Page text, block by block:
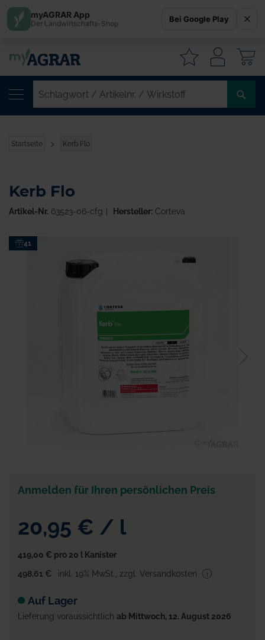
Startseite Kerb Flo
Zum41
Bildgalerie
Kerb Flo
Artikel-Nr. 63523-06-cfg Hersteller:Corteva
Anmelden für Ihren persönlichen Preis
20,95 € / l
419,00 € pro 20 l Kanister
498,61 €
inkl. 19% MwSt. zzgl. Versandkosten
Auf Lager
Lieferung voraussichtlich ab Mittwoch, 12. August 2026
myAGRAR App
Der Landwirtschafts-Shop Bei Google Play